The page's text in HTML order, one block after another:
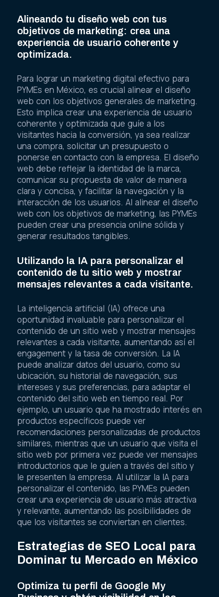
Alineando tu diseño web con tus
objetivos de marketing: crea una
experiencia de usuario coherente y
optimizada.
Para lograr un marketing digital efectivo para
PYMEs en México, es crucial alinear el diseño
web con los objetivos generales de marketing.
Esto implica crear una experiencia de usuario
coherente y optimizada que guíe a los
visitantes hacia la conversión, ya sea realizar
una compra, solicitar un presupuesto o
ponerse en contacto con la empresa. El diseño
web debe reflejar la identidad de la marca,
comunicar su propuesta de valor de manera
clara y concisa, y facilitar la navegación y la
interacción de los usuarios. Al alinear el diseño
web con los objetivos de marketing, las PYMEs
pueden crear una presencia online sólida y
generar resultados tangibles.
Utilizando la IA para personalizar el
contenido de tu sitio web y mostrar
mensajes relevantes a cada visitante.
La inteligencia artificial (IA) ofrece una
oportunidad invaluable para personalizar el
contenido de un sitio web y mostrar mensajes
relevantes a cada visitante, aumentando así el
engagement y la tasa de conversión. La IA
puede analizar datos del usuario, como su
ubicación, su historial de navegación, sus
intereses y sus preferencias, para adaptar el
contenido del sitio web en tiempo real. Por
ejemplo, un usuario que ha mostrado interés en
productos específicos puede ver
recomendaciones personalizadas de productos
similares, mientras que un usuario que visita el
sitio web por primera vez puede ver mensajes
introductorios que le guíen a través del sitio y
le presenten la empresa. Al utilizar la IA para
personalizar el contenido, las PYMEs pueden
crear una experiencia de usuario más atractiva
y relevante, aumentando las posibilidades de
que los visitantes se conviertan en clientes.
Estrategias de SEO Local para
Dominar tu Mercado en México
Optimiza tu perfil de Google My